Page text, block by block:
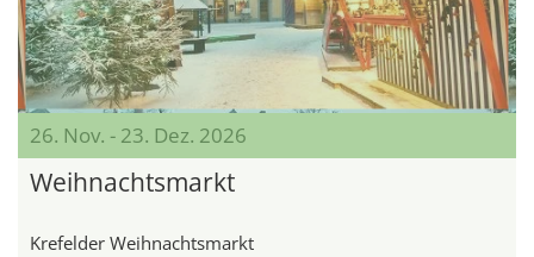
26. Nov. - 23. Dez. 2026
Weihnachtsmarkt
Krefelder Weihnachtsmarkt